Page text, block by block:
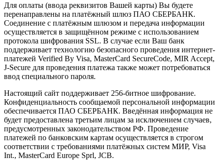
Для оплаты (ввода реквизитов Вашей карты) Вы будете
перенаправлены на платёжный шлюз ПАО СБЕРБАНК.
Соединение с платёжным шлюзом и передача информации
осуществляется в защищённом режиме с использованием
протокола шифрования SSL. В случае если Ваш банк
поддерживает технологию безопасного проведения интернет-
платежей Verified By Visa, MasterCard SecureCode, MIR Accept,
J-Secure для проведения платежа также может потребоваться
ввод специального пароля.
Настоящий сайт поддерживает 256-битное шифрование.
Конфиденциальность сообщаемой персональной информации
обеспечивается ПАО СБЕРБАНК. Введённая информация не
будет предоставлена третьим лицам за исключением случаев,
предусмотренных законодательством РФ. Проведение
платежей по банковским картам осуществляется в строгом
соответствии с требованиями платёжных систем МИР, Visa
Int., MasterCard Europe Sprl, JCB.